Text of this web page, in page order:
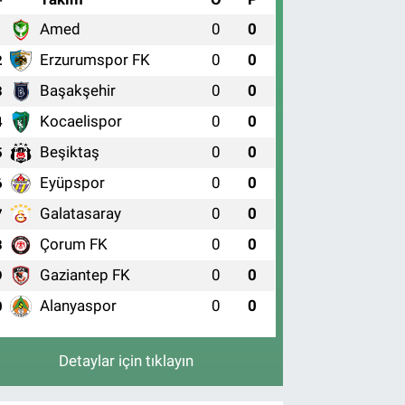
Amed 0 0
Erzurumspor FK 0 0
Başakşehir 0 0
Kocaelispor 0 0
Beşiktaş 0 0
Eyüpspor 0 0
Galatasaray 0 0
Çorum FK 0 0
Gaziantep FK 0 0
Alanyaspor 0 0
Detaylar için tıklayın